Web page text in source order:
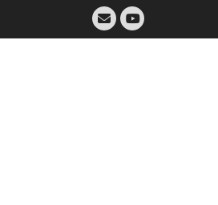
E-
MailYouTube